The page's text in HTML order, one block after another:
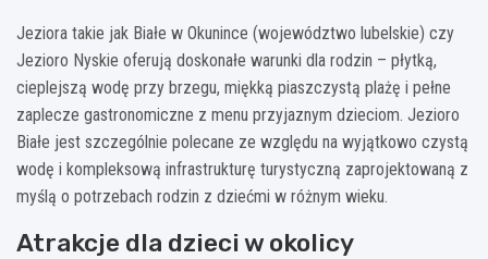
Jeziora takie jak Białe w Okunince (województwo lubelskie) czy
Jezioro Nyskie oferują doskonałe warunki dla rodzin – płytką,
cieplejszą wodę przy brzegu, miękką piaszczystą plażę i pełne
zaplecze gastronomiczne z menu przyjaznym dzieciom. Jezioro
Białe jest szczególnie polecane ze względu na wyjątkowo czystą
wodę i kompleksową infrastrukturę turystyczną zaprojektowaną z
myślą o potrzebach rodzin z dziećmi w różnym wieku.
Atrakcje dla dzieci w okolicy